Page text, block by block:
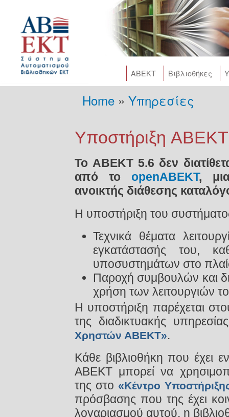
main
AΒΕΚΤ Βιβλιοθήκες
You are here
Home » Υπηρεσίες
Υποστήριξη ABEKT
To ΑΒΕΚΤ 5.6 δεν
από το openABEKT,
ανοικτής διάθεσης
Η υποστήριξη του
Τεχνικά θέματα
εγκατάστασής του,
υποσυστημάτων στο
Παροχή συμβουλών και
χρήση των λειτουργιών
Η υποστήριξη παρέχεται
της διαδικτυακής
Χρηστών ΑΒΕΚΤ».
Κάθε βιβλιοθήκη που έχει
ΑΒΕΚΤ μπορεί να
της στο «Κέντρο
πρόσβασης που της έχει
λογαριασμού αυτού, η